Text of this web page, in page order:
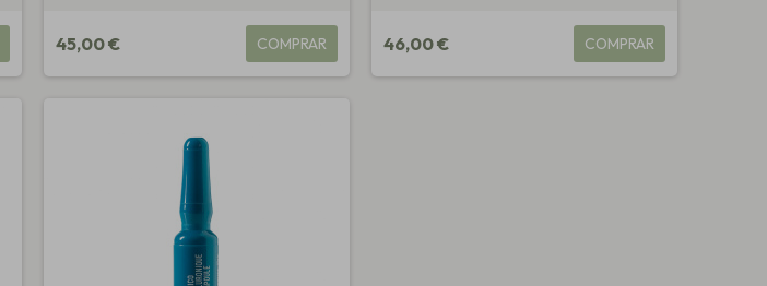
45,00 € COMPRAR 46,00 € COMPRAR